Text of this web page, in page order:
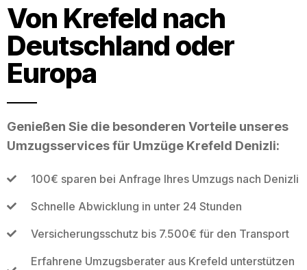
Von Krefeld nach
Deutschland oder
Europa
Genießen Sie die besonderen Vorteile unseres
Umzugsservices für Umzüge Krefeld Denizli:
100€ sparen bei Anfrage Ihres Umzugs nach Denizli
Schnelle Abwicklung in unter 24 Stunden
Versicherungsschutz bis 7.500€ für den Transport
Erfahrene Umzugsberater aus Krefeld unterstützen